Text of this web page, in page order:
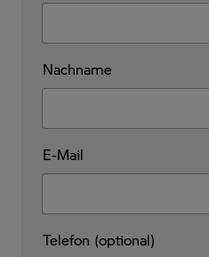
Nachname
E-Mail
Telefon (optional)